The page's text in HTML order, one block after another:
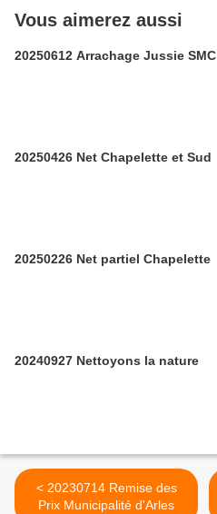
Vous aimerez aussi
20250612 Arrachage Jussie SMC
20250426 Net Chapelette et Sud
20250226 Net partiel Chapelette
20240927 Nettoyons la nature
< 20230714 Remise des
Prix Municipalité d'Arles